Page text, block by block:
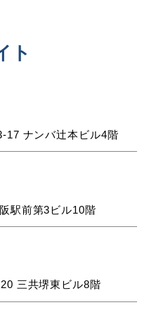
ト
17 ナンバ辻本ビル4階
駅前第3ビル10階
三共堺東ビル8階